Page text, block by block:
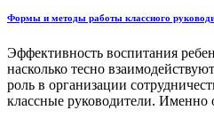
Формы и методы работы классного
Эффективность воспитания
насколько тесно
роль в организации
классные руководители. Именно